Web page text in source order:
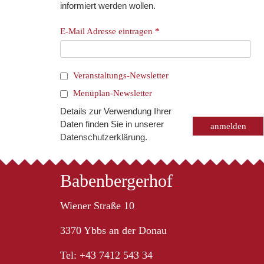
informiert werden wollen.
E-Mail Adresse eintragen *
Veranstaltungs-Newsletter
Menüplan-Newsletter
Details zur Verwendung Ihrer
Daten finden Sie in unserer
Datenschutzerklärung.
Babenbergerhof
Wiener Straße 10
3370 Ybbs an der Donau
Tel: +43 7412 543 34